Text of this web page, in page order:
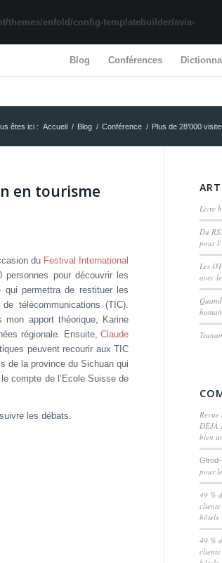
themes/enfold/config-templatebuilder/avia-
Blog Conférences
êtes ici : Accueil / Blog / Conférence / Plus de 28’000
en tourisme
du Festival International
pour découvrir les
qui permettra de restituer les
télécommunications (TIC).
mon apport théorique, Karine
régionale. Ensuite,Claude
peuvent recourir aux TIC
de la province du Sichuan qui
compte de l’Ecole Suisse de
les débats.
Livre
Du
pour
Les
avec
DÉJÀ
bien
pour
49 %
hôtels
49 %